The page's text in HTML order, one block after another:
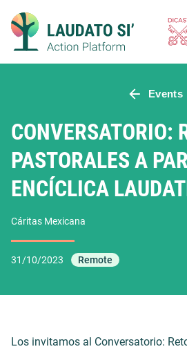
content
Events
CONVERSATORIO:
PASTORALES A
ENCÍCLICA
Cáritas Mexicana
31/10/2023 Remote
Los invitamos al Conversatorio: